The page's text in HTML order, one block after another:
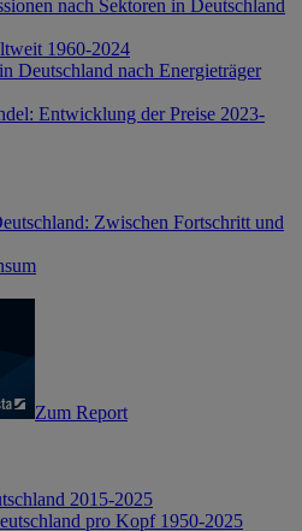
nach Sektoren in Deutschland
1960-2024
Deutschland nach Energieträger
Entwicklung der Preise 2023-
Zwischen Fortschritt und
Zum Report
2015-2025
pro Kopf 1950-2025